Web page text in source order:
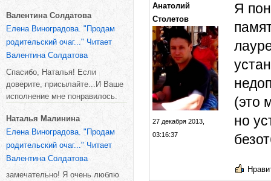
Валентина Солдатова
Елена Виноградова. "Продам
родительский очаг..." Читает
Валентина Солдатова
Спасибо, Наталья! Если
доверите, присылайте...И Ваше
исполнение мне понравилось.
Наталья Малинина
Елена Виноградова. "Продам
родительский очаг..." Читает
Валентина Солдатова
замечательно! Я очень люблю
Анатолий
Столетов
27 декабря 2013,
03:16:37
Я
(это
но